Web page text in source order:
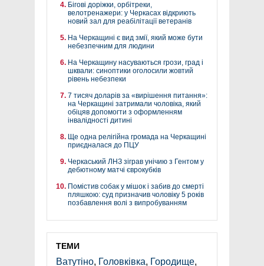
Бігові доріжки, орбітреки,
велотренажери: у Черкасах відкриють
новий зал для реабілітації ветеранів
На Черкащині є вид змії, який може бути
небезпечним для людини
На Черкащину насуваються грози, град і
шквали: синоптики оголосили жовтий
рівень небезпеки
7 тисяч доларів за «вирішення питання»:
на Черкащині затримали чоловіка, який
обіцяв допомогти з оформленням
інвалідності дитині
Ще одна релігійна громада на Черкащині
приєдналася до ПЦУ
Черкаський ЛНЗ зіграв унічию з Гентом у
дебютному матчі єврокубків
Помістив собак у мішок і забив до смерті
пляшкою: суд призначив чоловіку 5 років
позбавлення волі з випробуванням
ТЕМИ
Ватутіно, Головківка, Городище,